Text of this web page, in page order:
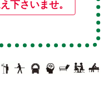
下さいませ。